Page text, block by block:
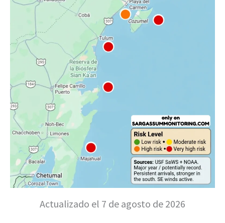
Actualizado el 7 de agosto de 2026